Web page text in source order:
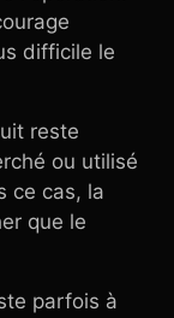
difficile le
reste
ou utilisé
ce cas, la
que le
parfois à